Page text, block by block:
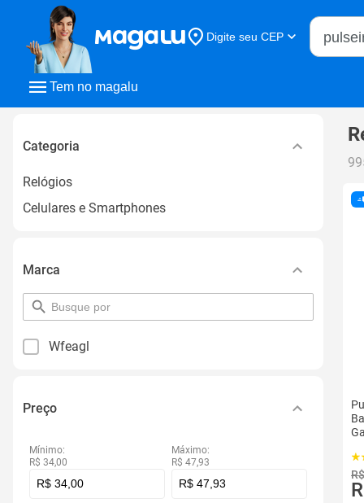
Tem no magalu
Digite seu CEP
Buscar
Categoria
Relógios
Celulares e Smartphones
Marca
pesquisar
por
Wfeagl
Preço
Mínimo:
R$ 34,00
Máximo:
R$ 47,93